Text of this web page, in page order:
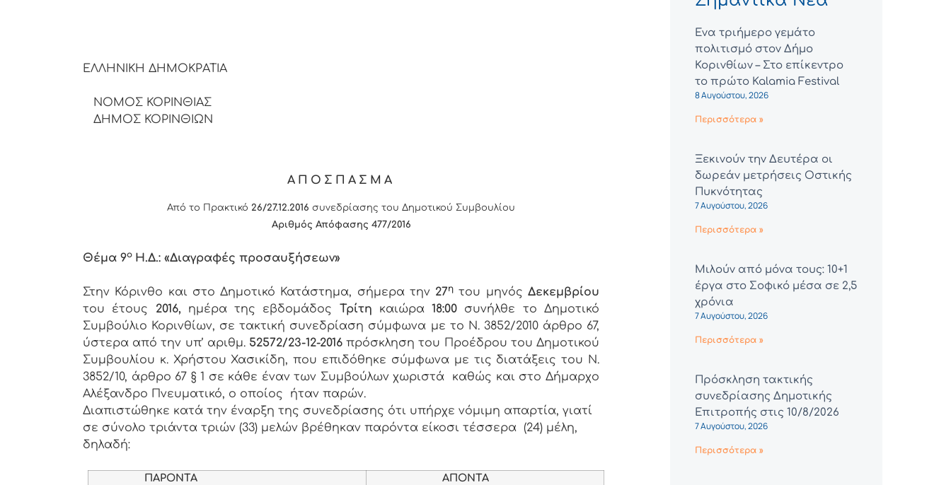
ΕΛΛΗΝΙΚΗ ΔΗΜΟΚΡΑΤΙΑ
ΝΟΜΟΣ ΚΟΡΙΝΘΙΑΣ
ΔΗΜΟΣ ΚΟΡΙΝΘΙΩΝ
ΑΠΟΣΠΑΣΜΑ
Από το Πρακτικό 26/27.12.2016 συνεδρίασης του Δημοτικού Συμβουλίου
Αριθμός Απόφασης 477/2016
Θέμα 9ο Η.Δ.: «Διαγραφές προσαυξήσεων»
Στην Κόρινθο και στο Δημοτικό Κατάστημα, σήμερα την 27η του μηνόςΔεκεμβρίου
του έτους 2016, ημέρα της εβδομάδος Τρίτη καιώρα18:00 συνήλθε το Δημοτικό
Συμβούλιο Κορινθίων, σε τακτική συνεδρίαση σύμφωνα με το Ν. 3852/2010 άρθρο 67,
ύστερα από την υπ’ αριθμ. 52572/23-12-2016 πρόσκληση του Προέδρου του Δημοτικού
Συμβουλίου κ. Χρήστου Χασικίδη, που επιδόθηκε σύμφωνα με τις διατάξεις του Ν.
3852/10, άρθρο 67 § 1 σε κάθε έναν των Συμβούλων χωριστά καθώς και στο Δήμαρχο
Αλέξανδρο Πνευματικό, ο οποίος ήταν παρών.
Διαπιστώθηκε κατά την έναρξη της συνεδρίασης ότι υπήρχε νόμιμη απαρτία, γιατί
σε σύνολο τριάντα τριών (33) μελών βρέθηκαν παρόντα είκοσι τέσσερα (24) μέλη,
δηλαδή:
ΠΑΡΟΝΤΑ ΑΠΟΝΤΑ
Ένα τριήμερο γεμάτο
πολιτισμό στον Δήμο
Κορινθίων – Στο επίκεντρο
το πρώτο Kalamia Festival
8 Αυγούστου, 2026
Περισσότερα »
Ξεκινούν την Δευτέρα οι
δωρεάν μετρήσεις Οστικής
Πυκνότητας
7 Αυγούστου, 2026
Περισσότερα »
Μιλούν από μόνα τους: 10+1
έργα στο Σοφικό μέσα σε 2,5
χρόνια
7 Αυγούστου, 2026
Περισσότερα »
Πρόσκληση τακτικής
συνεδρίασης Δημοτικής
Επιτροπής στις 10/8/2026
7 Αυγούστου, 2026
Περισσότερα »